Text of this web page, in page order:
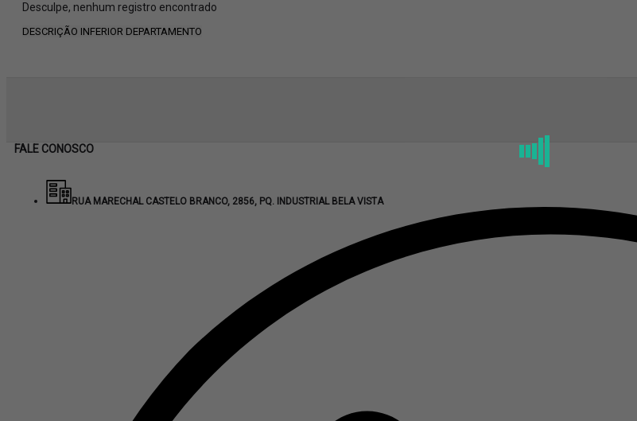
Desculpe, nenhum registro encontrado
DESCRIÇÃO INFERIOR DEPARTAMENTO
FALE CONOSCO
RUA MARECHAL CASTELO BRANCO, 2856, PQ. INDUSTRIAL BELA VISTA